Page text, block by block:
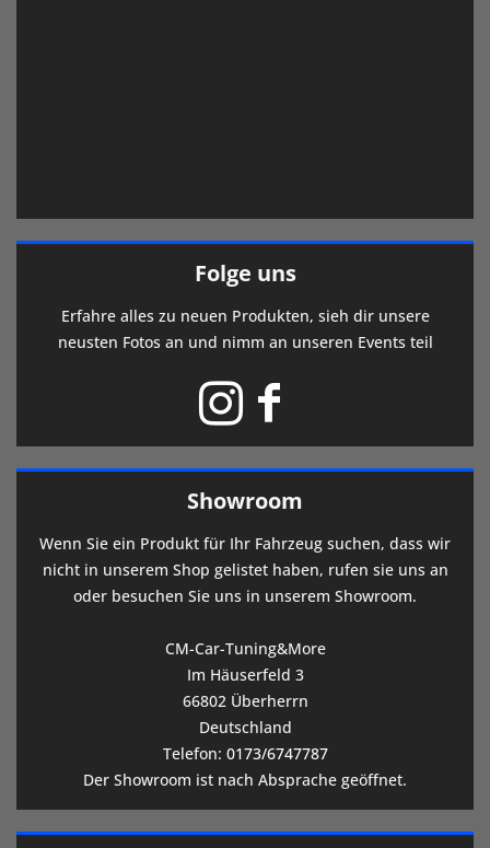
Folge uns
Erfahre alles zu neuen Produkten, sieh dir unsere
neusten Fotos an und nimm an unseren Events teil
Showroom
Wenn Sie ein Produkt für Ihr Fahrzeug suchen, dass wir
nicht in unserem Shop gelistet haben, rufen sie uns an
oder besuchen Sie uns in unserem Showroom.
CM-Car-Tuning&More
Im Häuserfeld 3
66802 Überherrn
Deutschland
Telefon: 0173/6747787
Der Showroom ist nach Absprache geöffnet.